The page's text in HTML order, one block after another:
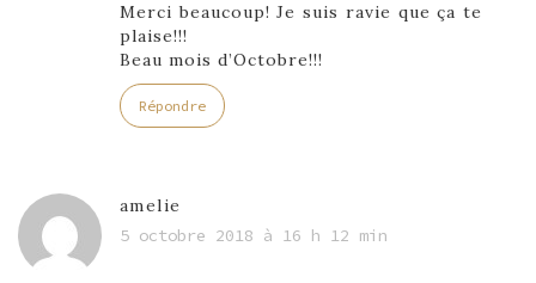
Merci beaucoup! Je suis ravie que ça te
plaise!!!
Beau mois d’Octobre!!!
Répondre
amelie
5 octobre 2018 à 16 h 12 min